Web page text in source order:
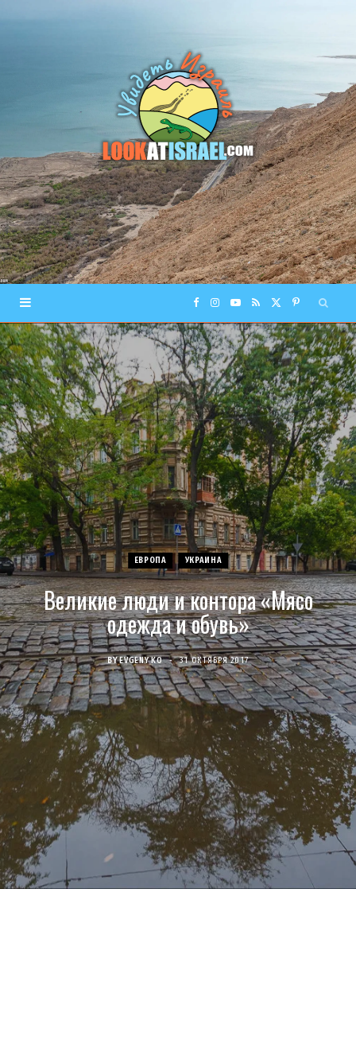
F
a
c
e
b
o
o
k
I
n
s
t
a
g
r
a
m
Y
o
u
T
u
b
e
R
S
S
(
T
w
i
t
t
e
r
)
P
i
n
t
e
r
e
s
t
ЕВРОПА УКРАИНА
Великие люди и контора «Мясо
одежда и обувь»
BY EVGENY KO 31 ОКТЯБРЯ 2017